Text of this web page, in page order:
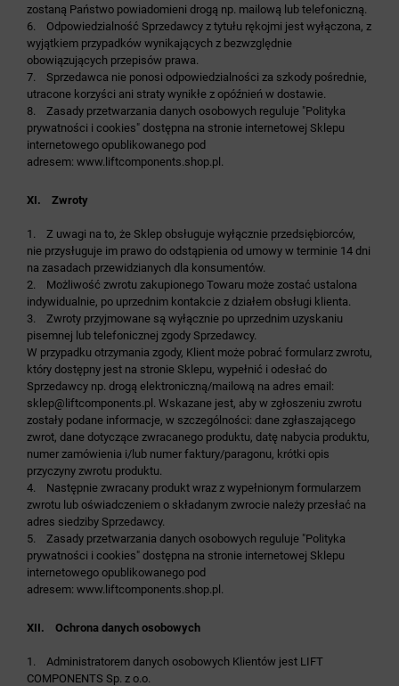
zostaną Państwo powiadomieni drogą np. mailową lub telefoniczną.
6. Odpowiedzialność Sprzedawcy z tytułu rękojmi jest wyłączona, z
wyjątkiem przypadków wynikających z bezwzględnie
obowiązujących przepisów prawa.
7. Sprzedawca nie ponosi odpowiedzialności za szkody pośrednie,
utracone korzyści ani straty wynikłe z opóźnień w dostawie.
8. Zasady przetwarzania danych osobowych reguluje "Polityka
prywatności i cookies" dostępna na stronie internetowej Sklepu
internetowego opublikowanego pod
adresem: www.liftcomponents.shop.pl
XI. Zwroty
1. Z uwagi na to, że Sklep obsługuje wyłącznie przedsiębiorców,
nie przysługuje im prawo do odstąpienia od umowy w terminie 14 dni
na zasadach przewidzianych dla konsumentów.
2. Możliwość zwrotu zakupionego Towaru może zostać ustalona
indywidualnie, po uprzednim kontakcie z działem obsługi klienta.
3. Zwroty przyjmowane są wyłącznie po uprzednim uzyskaniu
pisemnej lub telefonicznej zgody Sprzedawcy.
W przypadku otrzymania zgody, Klient może pobrać formularz zwrotu,
który dostępny jest na stronie Sklepu, wypełnić i odesłać do
Sprzedawcy np. drogą elektroniczną/mailową na adres email:
sklep@liftcomponents.pl. Wskazane jest, aby w zgłoszeniu zwrotu
zostały podane informacje, w szczególności: dane zgłaszającego
zwrot, dane dotyczące zwracanego produktu, datę nabycia produktu,
numer zamówienia i/lub numer faktury/paragonu, krótki opis
przyczyny zwrotu produktu.
4. Następnie zwracany produkt wraz z wypełnionym formularzem
zwrotu lub oświadczeniem o składanym zwrocie należy przesłać na
adres siedziby Sprzedawcy.
5. Zasady przetwarzania danych osobowych reguluje "Polityka
prywatności i cookies" dostępna na stronie internetowej Sklepu
internetowego opublikowanego pod
adresem: www.liftcomponents.shop.pl
XII. Ochrona danych osobowych
1. Administratorem danych osobowych Klientów jest LIFT
COMPONENTS Sp. z o.o.